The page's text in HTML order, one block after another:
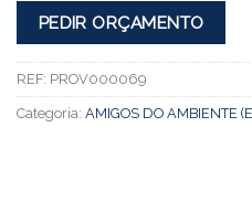
PEDIR ORÇAMENTO
REF: PROV000069
Categoria: AMIGOS DO AMBIENTE